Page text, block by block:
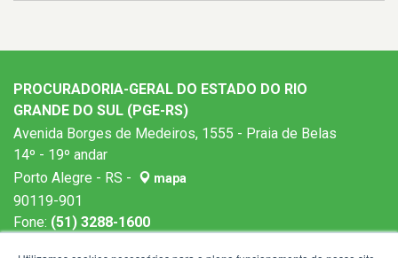
PROCURADORIA-GERAL DO ESTADO DO RIO
GRANDE DO SUL (PGE-RS)
Avenida Borges de Medeiros, 1555 - Praia de Belas
14º - 19º andar
Porto Alegre - RS -
mapa
90119-901
Fone: (51) 3288-1600